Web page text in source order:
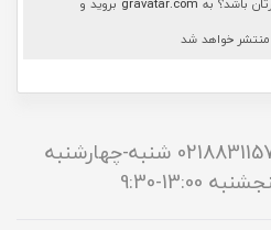
باشد؟ به gravatar.com بروید و
منتشر خواهد شد
09129057583 / 02188311574 شنبه-چهارشنبه